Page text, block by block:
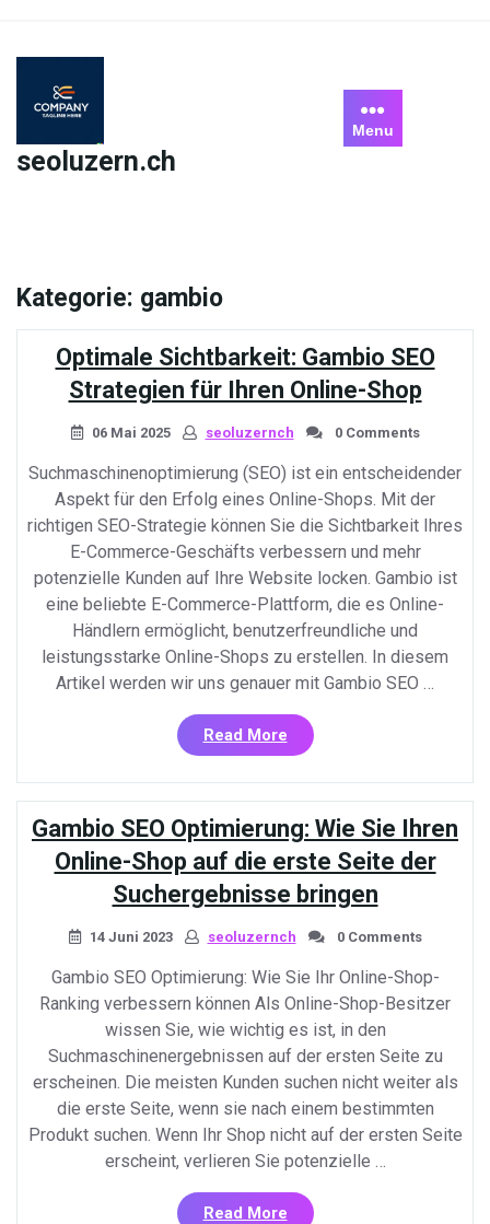
content
seoluzern.ch
Menu
Kategorie: gambio
Optimale Sichtbarkeit: Gambio SEO
Strategien für Ihren Online-Shop
06 Mai 2025 seoluzernch 0 Comments
Suchmaschinenoptimierung (SEO) ist ein entscheidender
Aspekt für den Erfolg eines Online-Shops. Mit der
richtigen SEO-Strategie können Sie die Sichtbarkeit Ihres
E-Commerce-Geschäfts verbessern und mehr
potenzielle Kunden auf Ihre Website locken. Gambio ist
eine beliebte E-Commerce-Plattform, die es Online-
Händlern ermöglicht, benutzerfreundliche und
leistungsstarke Online-Shops zu erstellen. In diesem
Artikel werden wir uns genauer mit Gambio SEO …
Read More«Optimale
Sichtbarkeit:
Gambio
SEO
Strategien
für
Ihren
Online-
Shop»
Gambio SEO Optimierung: Wie Sie Ihren
Online-Shop auf die erste Seite der
Suchergebnisse bringen
14 Juni 2023 seoluzernch 0 Comments
Gambio SEO Optimierung: Wie Sie Ihr Online-Shop-
Ranking verbessern können Als Online-Shop-Besitzer
wissen Sie, wie wichtig es ist, in den
Suchmaschinenergebnissen auf der ersten Seite zu
erscheinen. Die meisten Kunden suchen nicht weiter als
die erste Seite, wenn sie nach einem bestimmten
Produkt suchen. Wenn Ihr Shop nicht auf der ersten Seite
erscheint, verlieren Sie potenzielle …
Read More«Gambio